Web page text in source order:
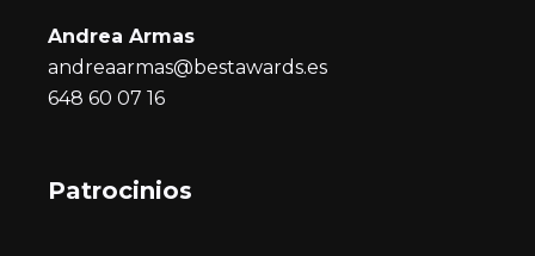
Andrea Armas
andreaarmas@bestawards.es
648 60 07 16
Patrocinios